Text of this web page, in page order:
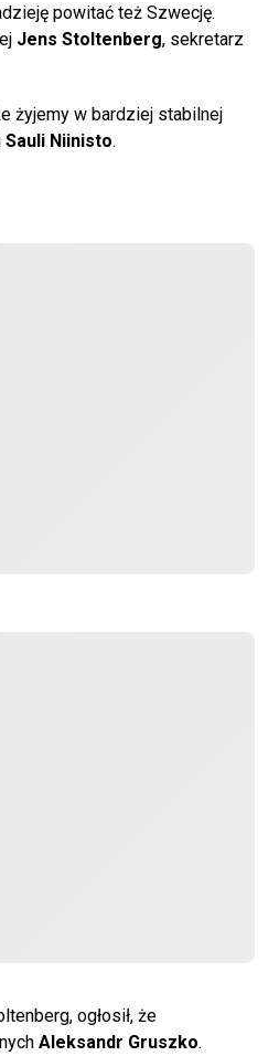
powitać też Szwecję.
Jens Stoltenberg, sekretarz
żyjemy w bardziej stabilnej
Sauli Niinisto.
ogłosił, że
Aleksandr Gruszko.